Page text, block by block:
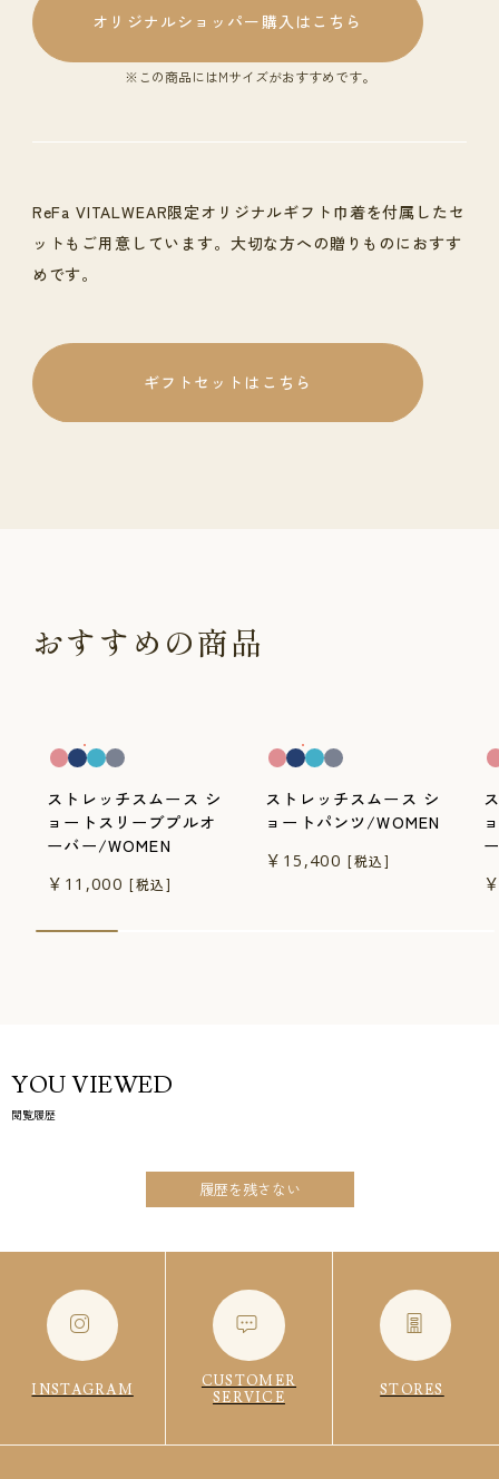
オリジナルショッパー購入はこちら
※この商品にはMサイズがおすすめです。
ReFa VITALWEAR限定オリジナルギフト巾着を付属したセ
ットもご用意しています。大切な方への贈りものにおすす
めです。
ギフトセットはこちら
おすすめの商品
ストレッチスムース シ
ョートスリーブプルオ
ーバー/WOMEN
￥11,000 [税込]
ストレッチスムース シ
ョートパンツ/WOMEN
￥15,400 [税込]
YOU VIEWED
閲覧履歴
履歴を残さない
INSTAGRAM
CUSTOMER
SERVICE
STORES